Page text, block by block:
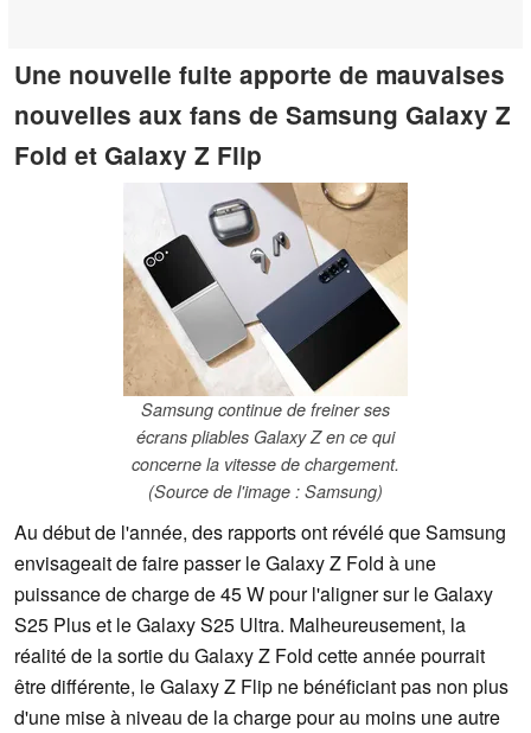
Une nouvelle fuite apporte de mauvaises
nouvelles aux fans de Samsung Galaxy Z
Fold et Galaxy Z Flip
Samsung continue de freiner ses
écrans pliables Galaxy Z en ce qui
concerne la vitesse de chargement.
(Source de l'image : Samsung)
Au début de l'année, des rapports ont révélé que Samsung
envisageait de faire passer le Galaxy Z Fold à une
puissance de charge de 45 W pour l'aligner sur le Galaxy
S25 Plus et le Galaxy S25 Ultra. Malheureusement, la
réalité de la sortie du Galaxy Z Fold cette année pourrait
être différente, le Galaxy Z Flip ne bénéficiant pas non plus
d'une mise à niveau de la charge pour au moins une autre